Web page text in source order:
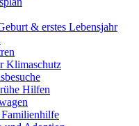
& erstes Lebensjahr
Klimaschutz
Hilfen